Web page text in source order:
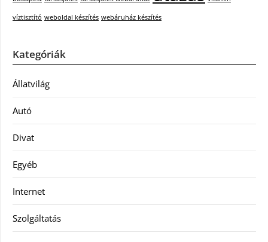
víztisztító weboldal készítés webáruház készítés
Kategóriák
Állatvilág
Autó
Divat
Egyéb
Internet
Szolgáltatás